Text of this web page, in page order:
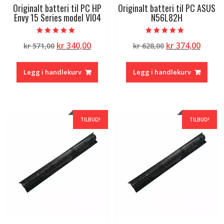
Originalt batteri til PC HP
Envy 15 Series model VI04
5.00
av 5
kr571,00 Opprinnelig
var:
kr 571,00.
kr340,00Nåværende
kr 340,00.
Legg i handlekurv
Originalt batteri til PC ASUS
N56L82H
4.50
av 5
kr628,00 Opprinnelig
var:
kr 628,00.
kr374,00
kr
Legg i handlekurv
TILBUD! TILBUD!